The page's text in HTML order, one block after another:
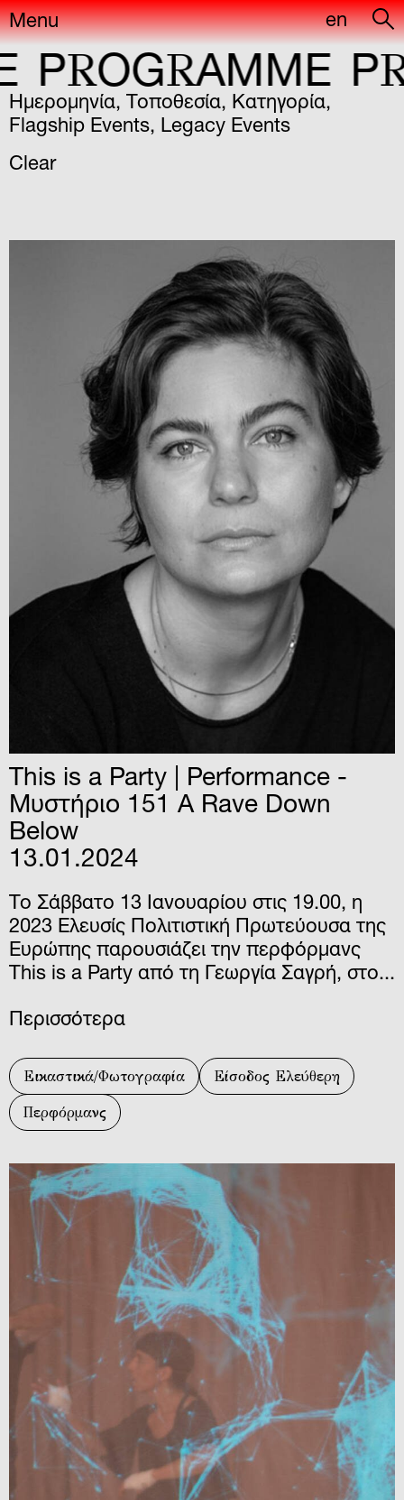
Menu en
OGRAMME PR OG
Ημερομηνία, Τοποθεσία, Κατηγορία,
Flagship Events, Legacy Events
Clear
This is a Party | Performance -
Μυστήριο 151 A Rave Down
Below
13.01.2024
Το Σάββατο 13 Ιανουαρίου στις 19.00, η
2023 Ελευσίς Πολιτιστική Πρωτεύουσα της
Ευρώπης παρουσιάζει την περφόρμανς
This is a Party από τη Γεωργία Σαγρή, στο...
Περισσότερα
Εικαστικά/Φωτογραφία Είσοδος Ελεύθερη
Περφόρμανς